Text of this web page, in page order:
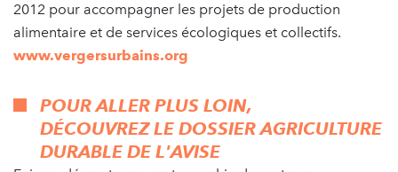
2012 pour accompagner les projets de production
alimentaire et de services écologiques et collectifs.
www.vergersurbains.org
POUR ALLER PLUS LOIN,
DÉCOUVREZ LE DOSSIER AGRICULTURE
DURABLE DE L'AVISE